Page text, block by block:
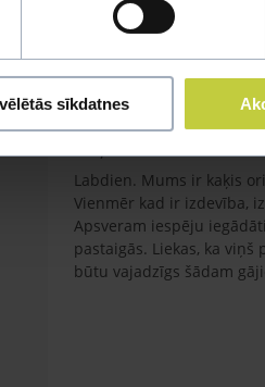
sīkdatnes
Labdien. Mums ir kaķis
Vienmēr kad ir izdevība,
Apsveram iespēju
pastaigās. Liekas, ka
būtu vajadzīgs šādam